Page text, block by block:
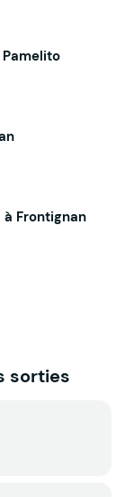
Frontignan
sorties